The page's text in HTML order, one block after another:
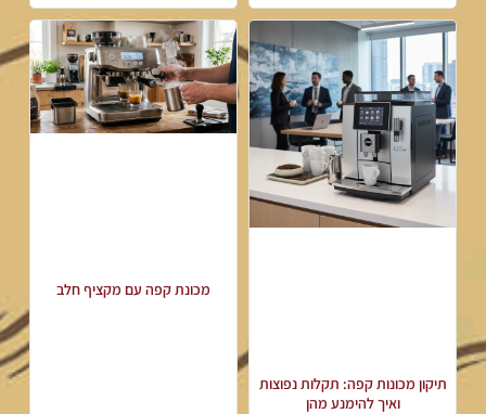
תיקון מכונות קפה: תקלות נפוצות
ואיך להימנע מהן
מכונת קפה עם מקציף חלב